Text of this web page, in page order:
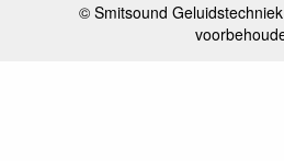
© Smitsound